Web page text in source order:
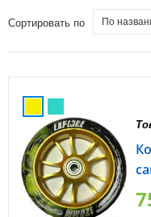
Сортировать по